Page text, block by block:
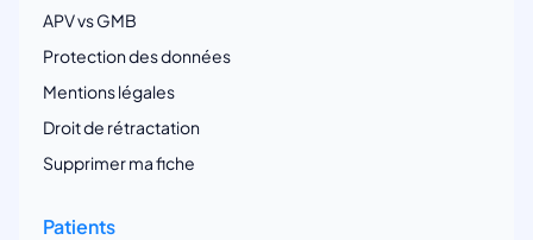
APV vs GMB
Protection des données
Mentions légales
Droit de rétractation
Supprimer ma fiche
Patients